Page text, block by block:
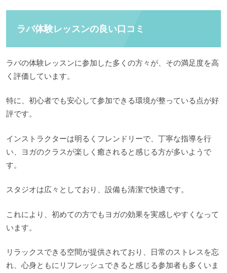
ラバ体験レッスンの良い口コミ
ラバの体験レッスンに参加した多くの方々が、その満足度を高
く評価しています。
特に、初心者でも安心して参加できる環境が整っている点が好
評です。
インストラクターは明るくフレンドリーで、丁寧な指導を行
い、ヨガのクラスが楽しく癒されると感じる方が多いようで
す。
スタジオは広々としており、設備も清潔で快適です。
これにより、初めての方でもヨガの効果を実感しやすくなって
います。
リラックスできる空間が提供されており、日常のストレスを忘
れ、心身ともにリフレッシュできると感じる参加者も多くいま